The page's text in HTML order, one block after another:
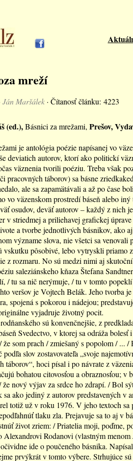
mreží
Ján Maršálek· Čítanosť článku: 4223
(ed.),Básnici za mrežami, Prešov,
je antológia poézie napísanej vo
deviatich autorov, ktorí ako politickí
väznenia tvorili poéziu. Treba však
pracovných táborov) sa básne
ale sa zapamätávali a až po čase
vo väzenskom prostredí báseň alebo iný
osudov, deväť autorov – každý z nich
v striedmej a priliehavej grafickej
a tvorbe jednotlivých básnikov, ako
význame slova, nie všetci sa venovali
vskutku pôsobivé, lebo vytryskli priamo
z rozmaru. No sú medzi nimi aj
saleziánskeho kňaza Štefana
/ tu sa nič nerýmuje, / tu v tomto
veršov je Vojtech Belák. Jeho tvorba
spojená s pokorou i nádejou;
vyjadruje životný pocit.
sú konvenčnejšie, z
Svedectvo, v ktorej sa odráža
som prach / zmiešaný s popolom / ... /
slov zostavovateľa „svoje
táborov“, hoci písal i po návrate z
bohatou citovosťou a obraznosťou; v
že nový výjav za srdce ho zdrapí. / Bol
sa ako jediný z autorov predstavených v
totiž už v roku 1976. V jeho textoch sa
tlaku zla. Prejavuje sa to aj v
život zriem: / Priatelia moji, poďme,
Alexandrovi Rodanovi (vlastným
ide o poučeného básnika.
prvýkrát v tomto výbere. Strhujúce